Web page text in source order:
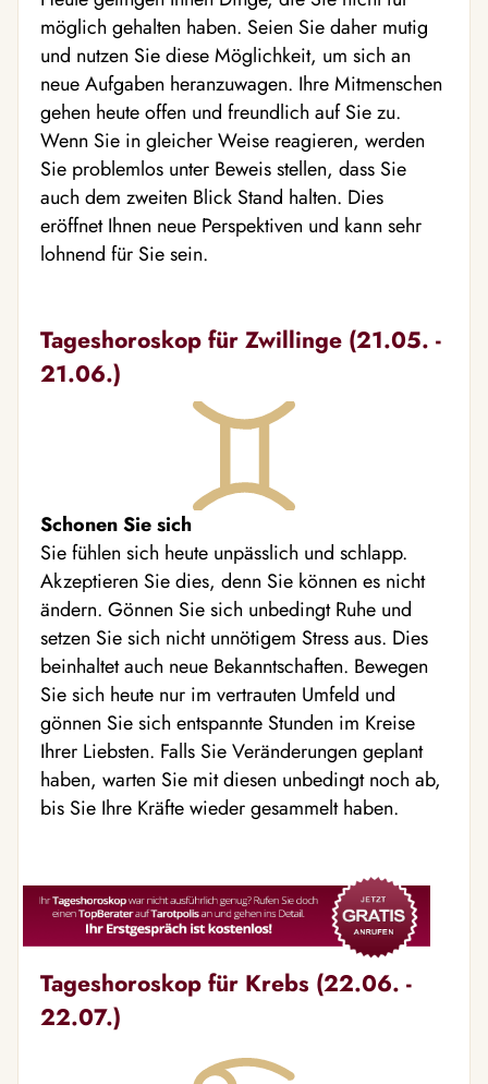
möglich gehalten haben. Seien Sie daher mutig
und nutzen Sie diese Möglichkeit, um sich an
neue Aufgaben heranzuwagen. Ihre Mitmenschen
gehen heute offen und freundlich auf Sie zu.
Wenn Sie in gleicher Weise reagieren, werden
Sie problemlos unter Beweis stellen, dass Sie
auch dem zweiten Blick Stand halten. Dies
eröffnet Ihnen neue Perspektiven und kann sehr
lohnend für Sie sein.
Tageshoroskop für Zwillinge (21.05. -
21.06.)
Schonen Sie sich
Sie fühlen sich heute unpässlich und schlapp.
Akzeptieren Sie dies, denn Sie können es nicht
ändern. Gönnen Sie sich unbedingt Ruhe und
setzen Sie sich nicht unnötigem Stress aus. Dies
beinhaltet auch neue Bekanntschaften. Bewegen
Sie sich heute nur im vertrauten Umfeld und
gönnen Sie sich entspannte Stunden im Kreise
Ihrer Liebsten. Falls Sie Veränderungen geplant
haben, warten Sie mit diesen unbedingt noch ab,
bis Sie Ihre Kräfte wieder gesammelt haben.
Tageshoroskop für Krebs (22.06. -
22.07.)